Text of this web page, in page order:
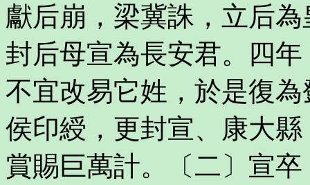
獻后崩，梁冀誅，立后
封后母宣為長安君。四
不宜改易它姓，於是復
侯印綬，更封宣、康大
賞賜巨萬計。〔二〕宣